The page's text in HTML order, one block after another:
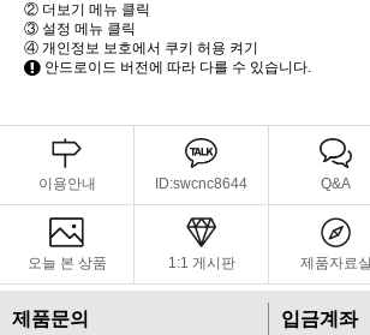
② 더보기 메뉴 클릭
③ 설정 메뉴 클릭
④ 개인정보 보호에서 쿠키 허용 켜기
안드로이드 버전에 따라 다를 수 있습니다.
이용안내 ID:swcnc8644 Q&A
오늘 본 상품 1:1 게시판 제품자료실
제품문의 입금계좌